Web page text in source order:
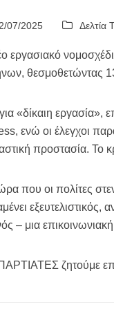
07/2025 Δελτία
εργασιακό
θεσμοθετώντας
«δίκαιη εργασία»,
ενώ οι έλεγχοι
προστασία. Το
που οι πολίτες
εξευτελιστικός,
– μια
ζητούμε